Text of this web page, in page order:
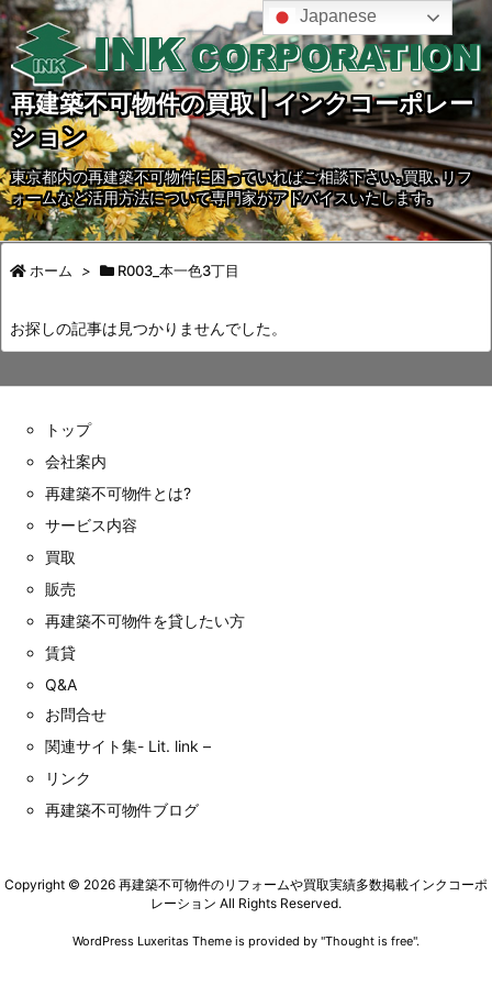
再建築不可物件の買取 | インクコーポレー
ション
東京都内の再建築不可物件に困っていればご相談下さい｡買取､リフ
ォームなど活用方法について専門家がアドバイスいたします｡
ホーム > R003_本一色3丁目
お探しの記事は見つかりませんでした。
トップ
会社案内
再建築不可物件とは?
サービス内容
買取
販売
再建築不可物件を貸したい方
賃貸
Q&A
お問合せ
関連サイト集- Lit. link –
リンク
再建築不可物件ブログ
Japanese
Copyright © 2026 再建築不可物件のリフォームや買取実績多数掲載インクコーポ
レーション All Rights Reserved.
WordPress Luxeritas Theme is provided by "Thought is free".